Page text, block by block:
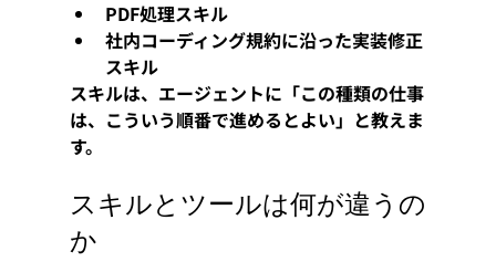
PDF処理スキル
社内コーディング規約に沿った実装修正
スキル
スキルは、エージェントに「この種類の仕事
は、こういう順番で進めるとよい」と教えま
す。
スキルとツールは何が違うの
か